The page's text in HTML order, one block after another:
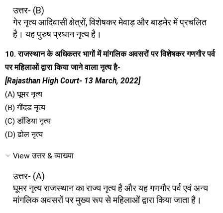
उत्तर- (B)
गेर नृत्य आदिवासी क्षेत्रों, विशेषकर मेवाड़ और बाड़मेर में प्रचलित
है। यह पुरुष प्रधान नृत्य है।
10. राजस्थान के अधिकतर भागों में मांगलिक अवसरों पर विशेषकर गणगौर पर्व
पर महिलाओं द्वारा किया जाने वाला नृत्य है-
[Rajasthan High Court- 13 March, 2022]
(A) घूमर नृत्य
(B) गींदड नृत्य
(C) डाँडिया नृत्य
(D) ढोल नृत्य
View उत्तर & व्याख्या
उत्तर- (A)
घूमर नृत्य राजस्थान का राज्य नृत्य है और यह गणगौर पर्व एवं अन्य
मांगलिक अवसरों पर मुख्य रूप से महिलाओं द्वारा किया जाता है।